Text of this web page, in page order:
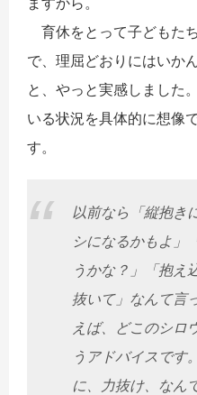
育休をとって子どもた
で、理屈どおりにはいか
と、やっと実感しました
いる状況を具体的に想像
す。
以前なら「縦抱き
シになるかもよ」
うかな？」「抱え
抜いて」なんて言
えば、どこのシロ
うアドバイスです
に、力抜け、なん